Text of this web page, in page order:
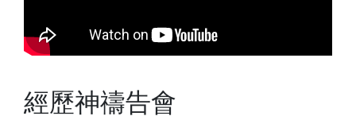
經歷神禱告會